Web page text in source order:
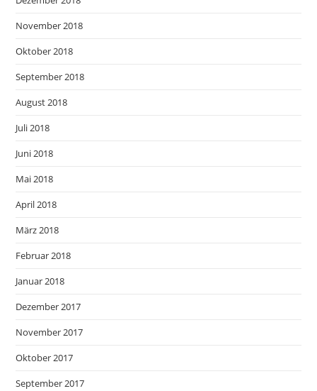
November 2018
Oktober 2018
September 2018
August 2018
Juli 2018
Juni 2018
Mai 2018
April 2018
März 2018
Februar 2018
Januar 2018
Dezember 2017
November 2017
Oktober 2017
September 2017